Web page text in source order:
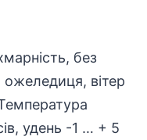
без
ожеледиця, вітер
удень -1 … + 5